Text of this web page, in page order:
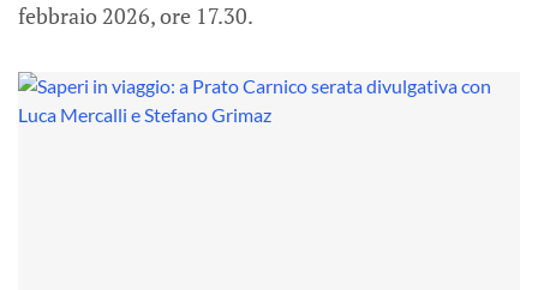
febbraio 2026, ore 17.30.